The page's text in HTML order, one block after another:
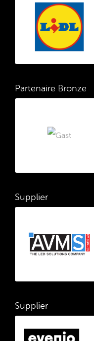
Partenaire Bronze
Supplier
Supplier